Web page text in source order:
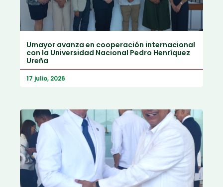
Umayor avanza en cooperación internacional
con la Universidad Nacional Pedro Henríquez
Ureña
17 julio, 2026